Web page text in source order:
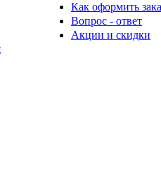
Как оформить
Вопрос - ответ
Акции и скидки